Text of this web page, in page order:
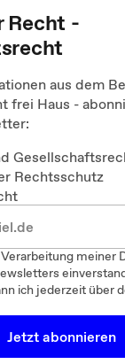
Recht -
aus dem
frei Haus -
Rechtsschutz
meiner
ich jederzeit über
Jetzt abonnieren